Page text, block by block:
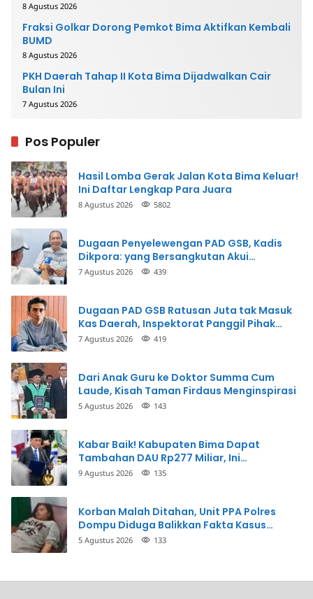
8 Agustus 2026
Fraksi Golkar Dorong Pemkot Bima Aktifkan Kembali
BUMD
8 Agustus 2026
PKH Daerah Tahap II Kota Bima Dijadwalkan Cair
Bulan Ini
7 Agustus 2026
Pos Populer
Hasil Lomba Gerak Jalan Kota Bima Keluar!
Ini Daftar Lengkap Para Juara
8 Agustus 2026 5802
Dugaan Penyelewengan PAD GSB, Kadis
Dikpora: yang Bersangkutan Akui
Perbuatannya dan Siap Mengembalikan
7 Agustus 2026 439
Dugaan PAD GSB Ratusan Juta tak Masuk
Kas Daerah, Inspektorat Panggil Pihak
Terkait
7 Agustus 2026 419
Dari Anak Guru ke Doktor Summa Cum
Laude, Kisah Taman Firdaus Menginspirasi
5 Agustus 2026 143
Kabar Baik! Kabupaten Bima Dapat
Tambahan DAU Rp277 Miliar, Ini
Prioritasnya
9 Agustus 2026 135
Korban Malah Ditahan, Unit PPA Polres
Dompu Diduga Balikkan Fakta Kasus
Penganiayaan
5 Agustus 2026 133